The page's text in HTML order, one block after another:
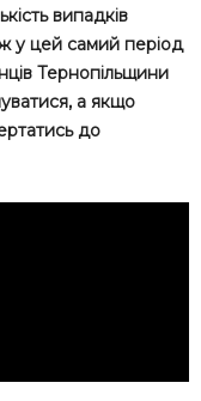
випадків
у цей самий період
Тернопільщини
а якщо
до